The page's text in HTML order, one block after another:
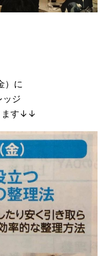
）に
ッジ
ます↓↓